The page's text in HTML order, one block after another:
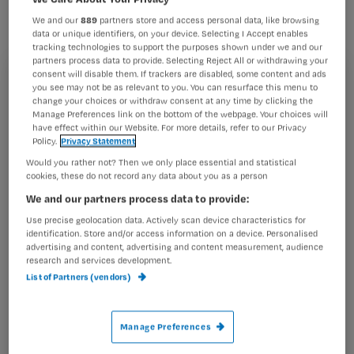
Registreren
Wil je dit artikel lezen?
Maak gratis een account aan en lees 2
artikelen gratis per maand
Al een account of abonnement?Log dan in
Wat
‘In het eerste jaar van de opleiding tot verzorgende leer je
vooral dingen met betrekking tot de basiszorg. Ook
methodisch werken komt aan de orde. Deze zaken mag
je ook in de praktijk uitvoeren, eerst
We and our889 partners store and access personal data, like browsing
data or unique identifiers, on your device. Selecting I Accept enables
tracking technologies to support the purposes shown under we and our
partners process data to provide. Selecting Reject All or withdrawing your
consent will disable them. If trackers are disabled, some content and ads
you see may not be as relevant to you. You can resurface this menu to
change your choices or withdraw consent at any time by clicking the
Manage Preferences link on the bottom of the webpage. Your choices will
have effect within our Website. For more details, refer to our Privacy
Policy. Privacy Statement
Would you rather not? Then we only place essential and statistical
cookies, these do not record any data about you as a person
We and our partners process data to provide:
Use precise geolocation data. Actively scan device characteristics for
identification. Store and/or access information on a device. Personalised
advertising and content, advertising and content measurement, audience
research and services development.
List of Partners (vendors)
Manage Preferences